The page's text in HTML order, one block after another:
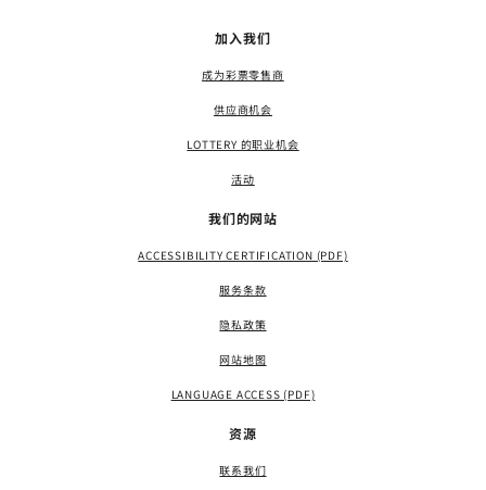
加入我们
成为彩票零售商
供应商机会
LOTTERY 的职业机会
活动
我们的网站
ACCESSIBILITY CERTIFICATION (PDF)
服务条款
隐私政策
网站地图
LANGUAGE ACCESS (PDF)
资源
联系我们